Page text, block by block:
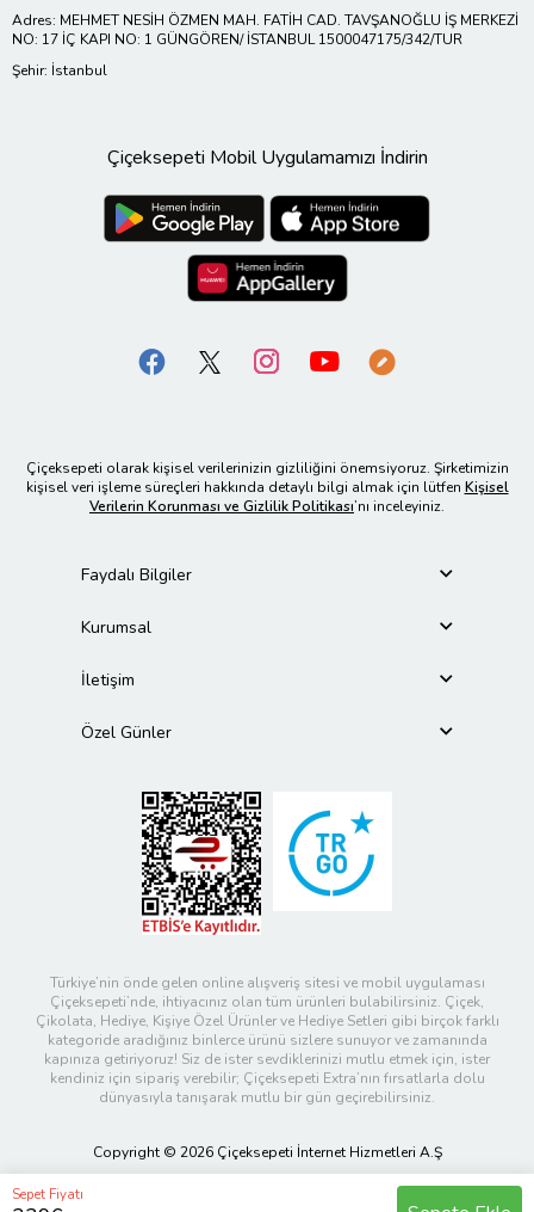
Sepet Fiyatı
Adres: MEHMET NESİH ÖZMEN MAH. FATİH CAD. TAVŞANOĞLU İŞ MERKEZİ
NO: 17 İÇ KAPI NO: 1 GÜNGÖREN/ İSTANBUL 1500047175/342/TUR
Şehir: İstanbul
Çiçeksepeti Mobil Uygulamamızı İndirin
Çiçeksepeti olarak kişisel verilerinizin gizliliğini önemsiyoruz. Şirketimizin
kişisel veri işleme süreçleri hakkında detaylı bilgi almak için lütfen Kişisel
Verilerin Korunması ve Gizlilik Politikası’nı inceleyiniz.
Faydalı Bilgiler
Kurumsal
İletişim
Özel Günler
Türkiye’nin önde gelen online alışveriş sitesi ve mobil uygulaması
Çiçeksepeti’nde, ihtiyacınız olan tüm ürünleri bulabilirsiniz. Çiçek,
Çikolata, Hediye, Kişiye Özel Ürünler ve Hediye Setleri gibi birçok farklı
kategoride aradığınız binlerce ürünü sizlere sunuyor ve zamanında
kapınıza getiriyoruz! Siz de ister sevdiklerinizi mutlu etmek için, ister
kendiniz için sipariş verebilir; Çiçeksepeti Extra’nın fırsatlarla dolu
dünyasıyla tanışarak mutlu bir gün geçirebilirsiniz.
Copyright © 2026 Çiçeksepeti İnternet Hizmetleri A.Ş